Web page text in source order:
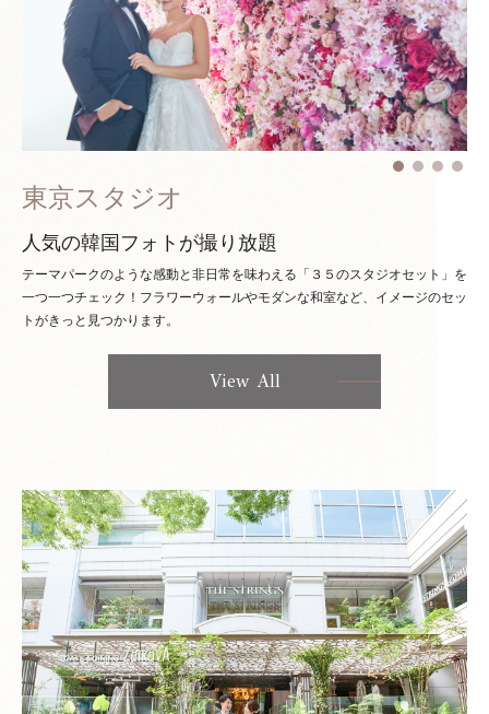
東京スタジオ
人気の韓国フォトが撮り放題
テーマパークのような感動と非日常を味わえる「３５のスタジオセット」を
一つ一つチェック！ フラワーウォールやモダンな和室など、イメージのセッ
トがきっと見つかります。
View All